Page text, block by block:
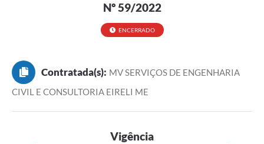
Nº 59/2022
ENCERRADO
Contratada(s): MV SERVIÇOS DE ENGENHARIA
CIVIL E CONSULTORIA EIRELI ME
Vigência